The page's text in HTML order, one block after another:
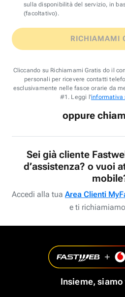
sulla disponibilità del servizio, in
(facoltativo).
RICHIAMAMI
Cliccando su Richiamami Gratis do il
personali per ricevere contatti
esclusivamente nelle fasce orarie da
#1. Leggi l'informativa
oppure
Sei già cliente
d’assistenza? o vuoi
Accedi alla tua Area Clienti
e ti
Insieme, siamo